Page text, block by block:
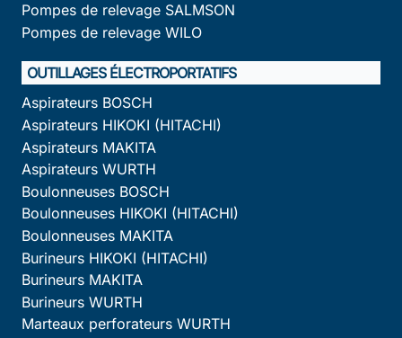
Pompes de relevage SALMSON
Pompes de relevage WILO
OUTILLAGES ÉLECTROPORTATIFS
Aspirateurs BOSCH
Aspirateurs HIKOKI (HITACHI)
Aspirateurs MAKITA
Aspirateurs WURTH
Boulonneuses BOSCH
Boulonneuses HIKOKI (HITACHI)
Boulonneuses MAKITA
Burineurs HIKOKI (HITACHI)
Burineurs MAKITA
Burineurs WURTH
Marteaux perforateurs WURTH